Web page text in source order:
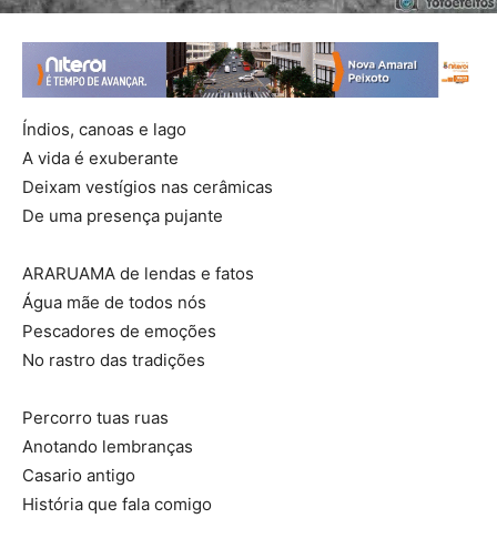
Índios, canoas e lago
A vida é exuberante
Deixam vestígios nas cerâmicas
De uma presença pujante
ARARUAMA de lendas e fatos
Água mãe de todos nós
Pescadores de emoções
No rastro das tradições
Percorro tuas ruas
Anotando lembranças
Casario antigo
História que fala comigo